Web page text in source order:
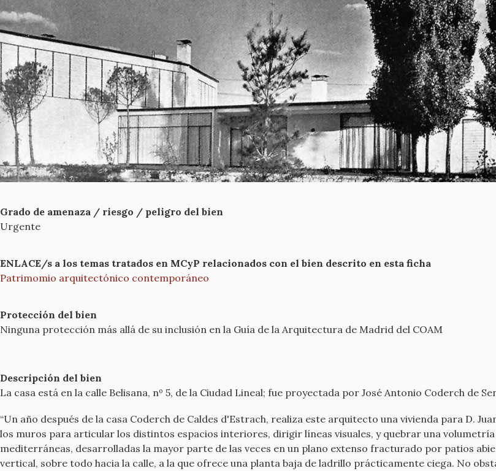
Grado de amenaza / riesgo / peligro del bien
Urgente
ENLACE/s a los temas tratados en MCyP relacionados con el bien descrito en esta ficha
Patrimomio arquitectónico contemporáneo
Protección del bien
Ninguna protección más allá de su inclusión en la Guía de la Arquitectura de Madrid del COAM
Descripción del bien
La casa está en la calle Belisana, nº 5, de la Ciudad Lineal; fue proyectada por José Antonio Coderch de
“Un año después de la casa Coderch de Caldes d'Estrach, realiza este arquitecto una vivienda para D.
los muros para articular los distintos espacios interiores, dirigir líneas visuales, y quebrar una
mediterráneas, desarrolladas la mayor parte de las veces en un plano extenso fracturado por patios
vertical, sobre todo hacia la calle, a la que ofrece una planta baja de ladrillo prácticamente ciega. No